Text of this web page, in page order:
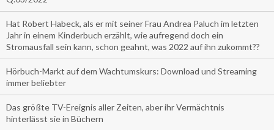
Hat Robert Habeck, als er mit seiner Frau Andrea Paluch im letzten
Jahr in einem Kinderbuch erzählt, wie aufregend doch ein
Stromausfall sein kann, schon geahnt, was 2022 auf ihn zukommt??
Hörbuch-Markt auf dem Wachtumskurs: Download und Streaming
immer beliebter
Das größte TV-Ereignis aller Zeiten, aber ihr Vermächtnis
hinterlässt sie in Büchern